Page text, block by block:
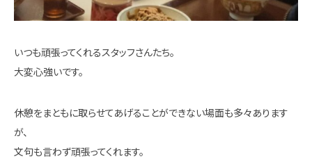
いつも頑張ってくれるスタッフさんたち。
大変心強いです。
休憩をまともに取らせてあげることができない場面も多々あります
が、
文句も言わず頑張ってくれます。